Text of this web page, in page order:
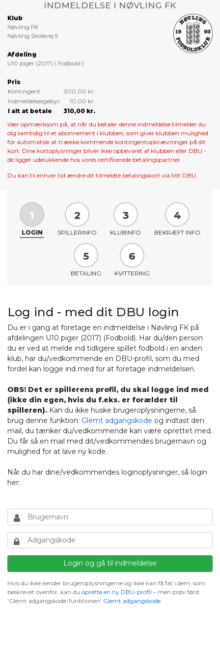
INDMELDELSE I NØVLING FK
Klub
Nøvling FK
Nøvling Skolevej 5
Afdeling
U10 piger (2017) ( Fodbold )
Pris
Kontingent
300,00 kr.
Indmeldelsesgebyr
10,00 kr.
I alt at betale
310,00 kr.
Vær opmærksom på, at når du betaler denne indmeldelse tilmelder du
dig samtidig til et abonnement i klubben, som giver klubben mulighed
for automatisk at trække kommende kontingentopkrævninger på dit
kort. Dine kortoplysninger bliver ikke opbevaret af klubben eller DBU -
de ligger udelukkende hos vores certificerede betalingspartner.
Du kan til enhver tid ændre dit tilmeldte betalingskort via Mit DBU.
1
LOGIN
2
SPILLERINFO
3
KLUBINFO
4
BEKRÆFT INFO
5
BETALING
6
KVITTERING
Log ind - med dit DBU login
Du er i gang at foretage en indmeldelse i Nøvling FK på
afdelingen U10 piger (2017) (Fodbold). Har du/den person
du er ved at melde ind tidligere spillet fodbold i en anden
klub, har du/vedkommende en DBU-profil, som du med
fordel kan logge ind med for at foretage indmeldelsen.
OBS! Det er spillerens profil, du skal logge ind med
(ikke din egen, hvis du f.eks. er forælder til
spilleren). Kan du ikke huske brugeroplysningerne, så
brug denne funktion: Glemt adgangskode og indtast den
mail, du tænker du/vedkommende kan være oprettet med.
Du får så en mail med dit/vedkommendes brugernavn og
mulighed for at lave ny kode.
Når du har dine/vedkommendes loginoplysninger, så login
her:
Hvis du ikke kender brugeroplysningerne og ikke kan få fat i dem, som
beskrevet ovenfor, kan du oprette en ny DBU-profil – men prøv først
'Glemt adgangskode-funktionen' Glemt adgangskode